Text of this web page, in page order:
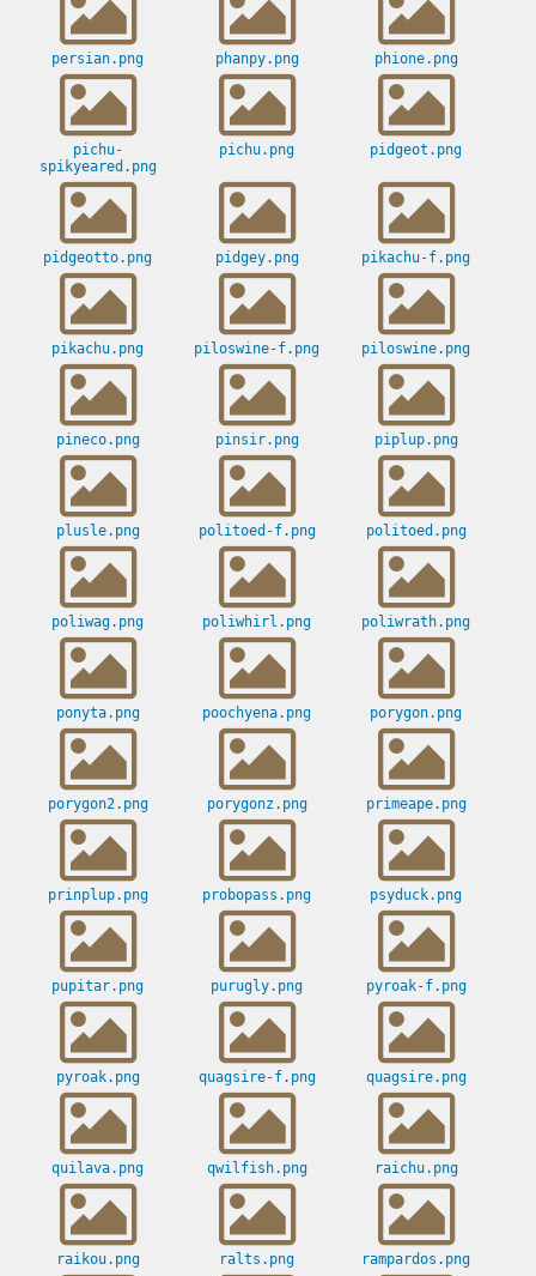
persian.png phanpy.png phione.png
pichu-
spikyeared.png
pichu.png pidgeot.png
pidgeotto.png pidgey.png pikachu-f.png
pikachu.png piloswine-f.png piloswine.png
pineco.png pinsir.png piplup.png
plusle.png politoed-f.png politoed.png
poliwag.png poliwhirl.png poliwrath.png
ponyta.png poochyena.png porygon.png
porygon2.png porygonz.png primeape.png
prinplup.png probopass.png psyduck.png
pupitar.png purugly.png pyroak-f.png
pyroak.png quagsire-f.png quagsire.png
quilava.png qwilfish.png raichu.png
raikou.png ralts.png rampardos.png